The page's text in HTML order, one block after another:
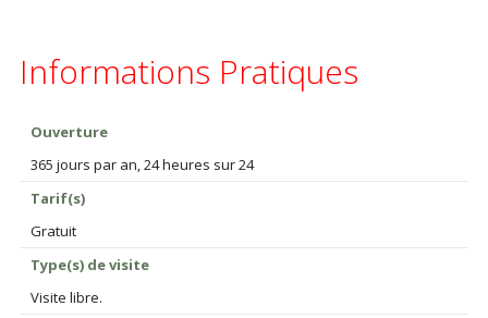
Informations Pratiques
Ouverture
365 jours par an, 24 heures sur 24
Tarif(s)
Gratuit
Type(s) de visite
Visite libre.